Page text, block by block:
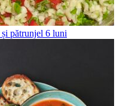
pătrunjel 6 luni